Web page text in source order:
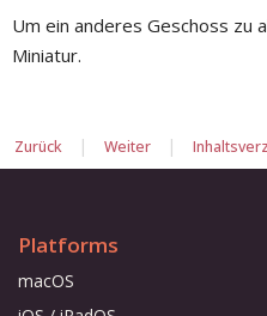
Um ein anderes Geschoss zu
Miniatur.
Zurück | Weiter |
Platforms
macOS